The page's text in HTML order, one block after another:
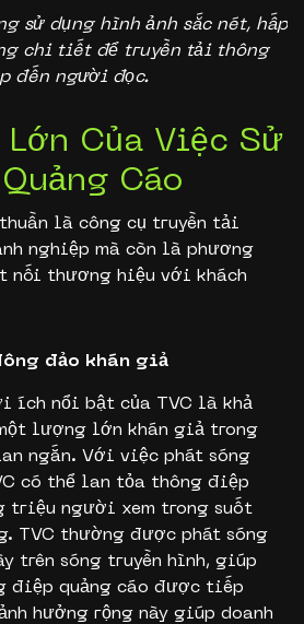
sử dụng hình ảnh sắc nét, hấp
chi tiết để truyền tải thông
đến người đọc.
Của Việc Sử
Cáo
là công cụ truyền tải
nghiệp mà còn là phương
nối thương hiệu với khách
đảo khán giả
ích nổi bật của TVC là khả
lượng lớn khán giả trong
ngắn. Với việc phát sóng
có thể lan tỏa thông điệp
triệu người xem trong suốt
TVC thường được phát sóng
trên sóng truyền hình, giúp
điệp quảng cáo được tiếp
hưởng rộng này giúp doanh